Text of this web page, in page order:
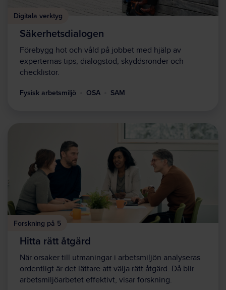
Digitala verktyg
Säkerhetsdialogen
Förebygg hot och våld på jobbet med hjälp av
experternas tips, dialogstöd, skyddsronder och
checklistor.
Fysisk arbetsmiljö OSA SAM
Forskning på 5
Hitta rätt åtgärd
När orsaker till utmaningar i arbetsmiljön analyseras
ordentligt är det lättare att välja rätt åtgärd. Då blir
arbetsmiljöarbetet effektivt, visar forskning.